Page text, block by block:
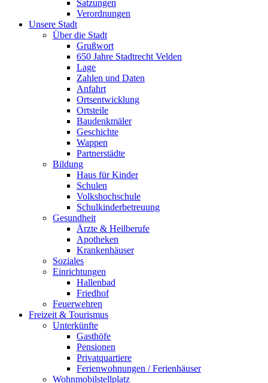
Satzungen
Verordnungen
Unsere Stadt
Über die Stadt
Grußwort
650 Jahre Stadtrecht Velden
Lage
Zahlen und Daten
Anfahrt
Ortsentwicklung
Ortsteile
Baudenkmäler
Geschichte
Wappen
Partnerstädte
Bildung
Haus für Kinder
Schulen
Volkshochschule
Schulkinderbetreuung
Gesundheit
Ärzte & Heilberufe
Apotheken
Krankenhäuser
Soziales
Einrichtungen
Hallenbad
Friedhof
Feuerwehren
Freizeit & Tourismus
Unterkünfte
Gasthöfe
Pensionen
Privatquartiere
Ferienwohnungen / Ferienhäuser
Wohnmobilstellplatz